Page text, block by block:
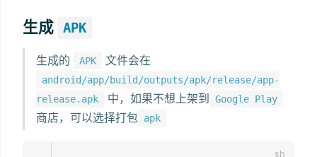
生成 APK
生成的 APK 文件会在
android/app/build/outputs/apk/release/app-
release.apk
中，如果不想上架到 Google Play
商店，可以选择打包 apk